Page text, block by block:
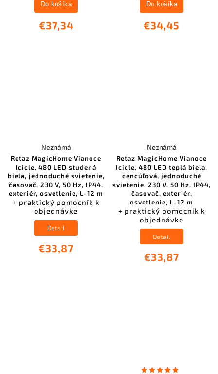
€37,34
Do košíka
€34,45
Do košíka
Reťaz MagicHome Vianoce
Icicle, 480 LED studená
biela, jednoduché svietenie,
časovač, 230 V, 50 Hz, IP44,
exteriér, osvetlenie, L-12 m
+ praktický pomocník k
objednávke
Neznámá
€33,87
Detail
Reťaz MagicHome Vianoce
Icicle, 480 LED teplá biela,
cencúľová, jednoduché
svietenie, 230 V, 50 Hz, IP44,
časovač, exteriér,
osvetlenie, L-12 m
+ praktický pomocník k
objednávke
Neznámá
€33,87
Detail